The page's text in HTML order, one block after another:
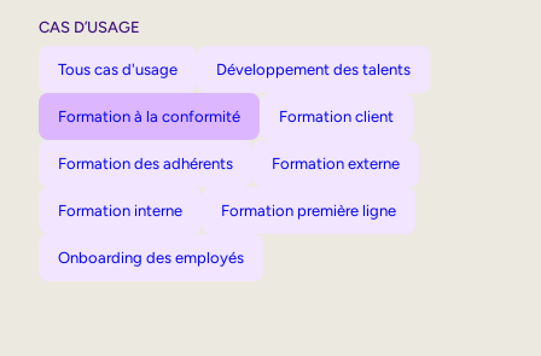
CAS D’USAGE
Tous cas d'usage Développement des talents
Formation à la conformité Formation client
Formation des adhérents Formation externe
Formation interne Formation première ligne
Onboarding des employés